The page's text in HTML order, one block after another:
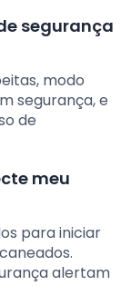
segurança
modo
segurança, e
de
meu
para iniciar
alertam